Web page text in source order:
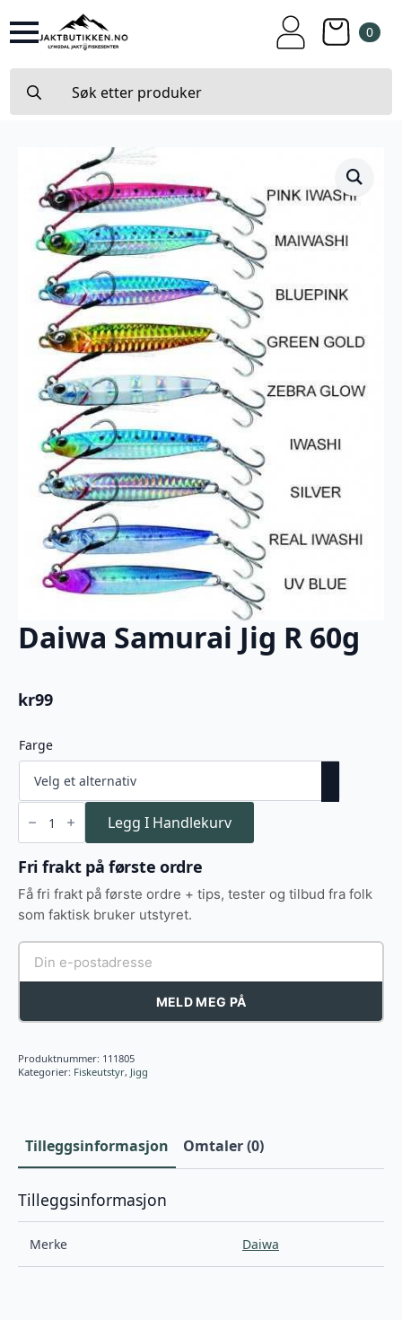
0
for:
Daiwa Samurai Jig R 60g
kr99
Farge
Daiwa
Samurai
R
60g
antall
Legg I Handlekurv
Fri frakt på første ordre
Få fri frakt på første ordre + tips, tester og tilbud fra folk
som faktisk bruker utstyret.
MELD MEG PÅ
Produktnummer: 111805
Kategorier: Fiskeutstyr, Jigg
Tilleggsinformasjon Omtaler (0)
Tilleggsinformasjon
Merke Daiwa